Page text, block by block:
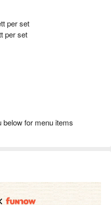
per set
per set
below for menu items